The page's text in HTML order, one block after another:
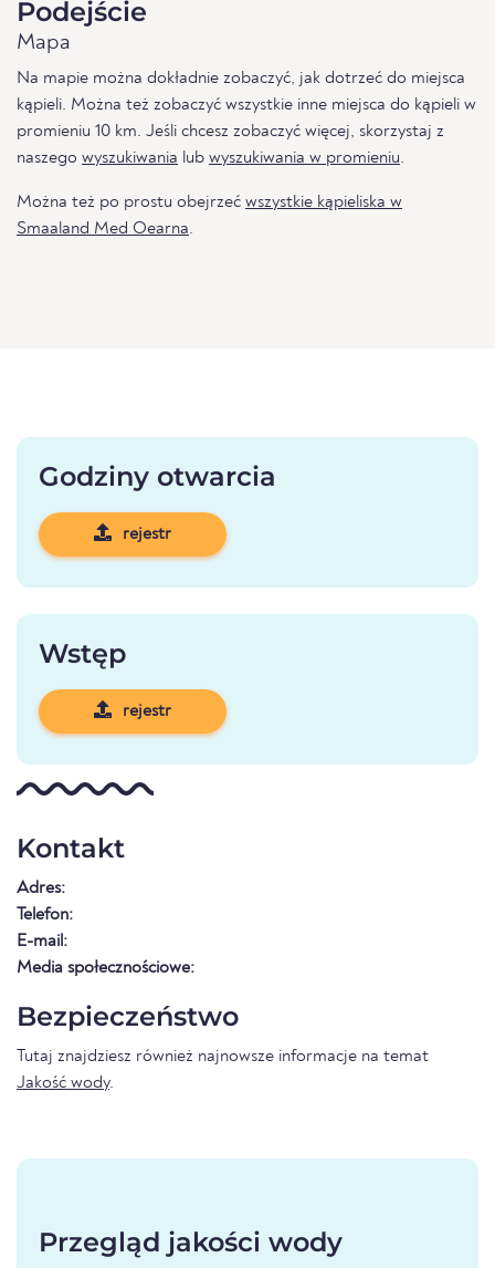
Podejście
Mapa
Na mapie można dokładnie zobaczyć, jak dotrzeć do miejsca
kąpieli. Można też zobaczyć wszystkie inne miejsca do kąpieli w
promieniu 10 km. Jeśli chcesz zobaczyć więcej, skorzystaj z
naszego wyszukiwania lub wyszukiwania w promieniu.
Można też po prostu obejrzeć wszystkie kąpieliska w
Smaaland Med Oearna.
Godziny otwarcia
rejestr
Wstęp
rejestr
Kontakt
Adres:
Telefon:
E-mail:
Media społecznościowe:
Bezpieczeństwo
Tutaj znajdziesz również najnowsze informacje na temat
Jakość wody.
Przegląd jakości wody